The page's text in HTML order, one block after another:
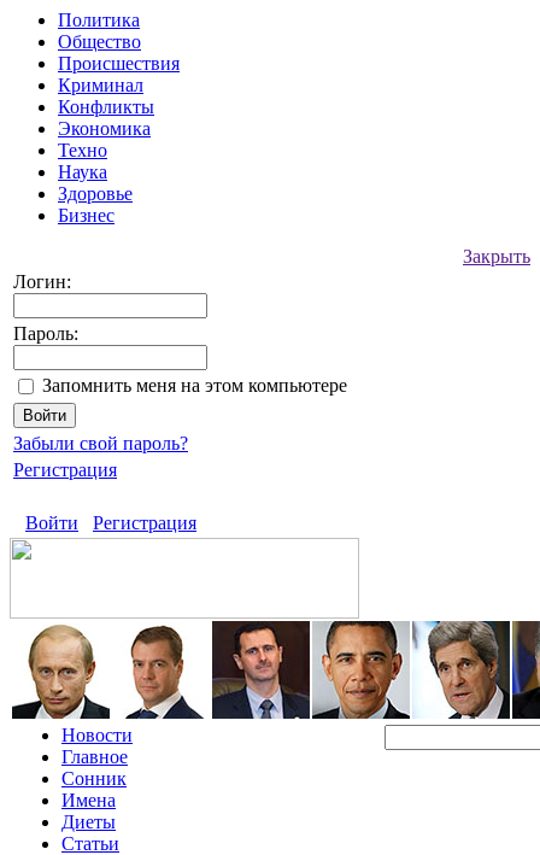
Политика
Общество
Происшествия
Криминал
Конфликты
Экономика
Техно
Наука
Здоровье
Бизнес
Закрыть
Логин:
Пароль:
Запомнить меня на этом компьютере
Забыли свой пароль?
Регистрация
Войти Регистрация
Новости
Главное
Сонник
Имена
Диеты
Статьи